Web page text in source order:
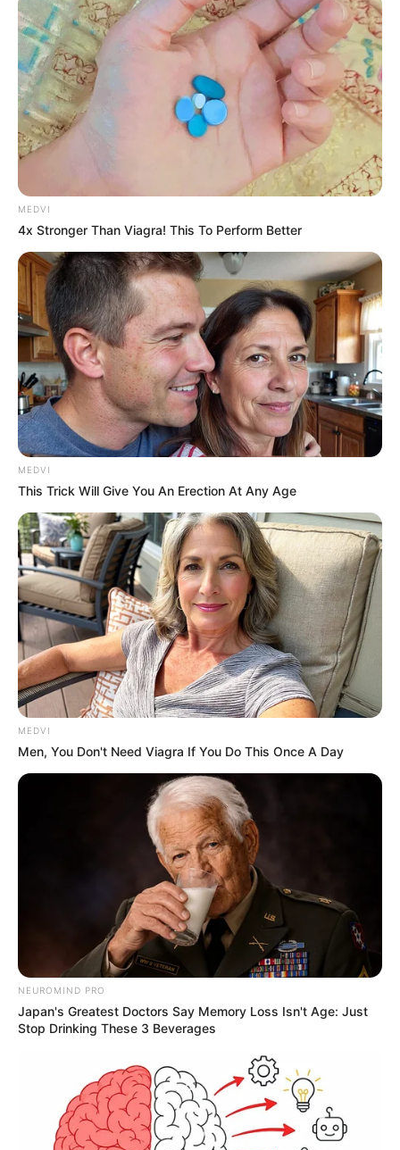
MEDVI
4x Stronger Than Viagra! This To Perform Better
MEDVI
This Trick Will Give You An Erection At Any Age
MEDVI
Men, You Don't Need Viagra If You Do This Once A Day
NEUROMIND PRO
Japan's Greatest Doctors Say Memory Loss Isn't Age: Just
Stop Drinking These 3 Beverages